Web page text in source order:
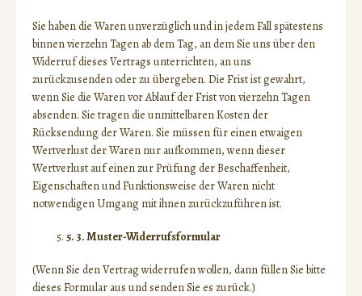
Sie haben die Waren unverzüglich und in jedem Fall spätestens
binnen vierzehn Tagen ab dem Tag, an dem Sie uns über den
Widerruf dieses Vertrags unterrichten, an uns
zurückzusenden oder zu übergeben. Die Frist ist gewahrt,
wenn Sie die Waren vor Ablauf der Frist von vierzehn Tagen
absenden. Sie tragen die unmittelbaren Kosten der
Rücksendung der Waren. Sie müssen für einen etwaigen
Wertverlust der Waren nur aufkommen, wenn dieser
Wertverlust auf einen zur Prüfung der Beschaffenheit,
Eigenschaften und Funktionsweise der Waren nicht
notwendigen Umgang mit ihnen zurückzuführen ist.
5. 3. Muster-Widerrufsformular
(Wenn Sie den Vertrag widerrufen wollen, dann füllen Sie bitte
dieses Formular aus und senden Sie es zurück.)